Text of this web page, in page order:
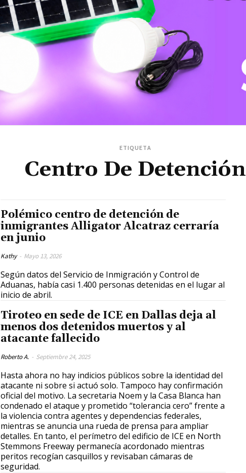
ETIQUETA
Centro De Detención
Polémico centro de detención de
inmigrantes Alligator Alcatraz cerraría
en junio
Kathy - Mayo 13, 2026
Según datos del Servicio de Inmigración y Control de
Aduanas, había casi 1.400 personas detenidas en el lugar al
inicio de abril.
Tiroteo en sede de ICE en Dallas deja al
menos dos detenidos muertos y al
atacante fallecido
Roberto A. - Septiembre 24, 2025
Hasta ahora no hay indicios públicos sobre la identidad del
atacante ni sobre si actuó solo. Tampoco hay confirmación
oficial del motivo. La secretaria Noem y la Casa Blanca han
condenado el ataque y prometido “tolerancia cero” frente a
la violencia contra agentes y dependencias federales,
mientras se anuncia una rueda de prensa para ampliar
detalles. En tanto, el perímetro del edificio de ICE en North
Stemmons Freeway permanecía acordonado mientras
peritos recogían casquillos y revisaban cámaras de
seguridad.